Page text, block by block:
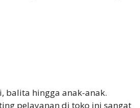
balita hingga anak-anak.
pelayanan di toko ini sangat